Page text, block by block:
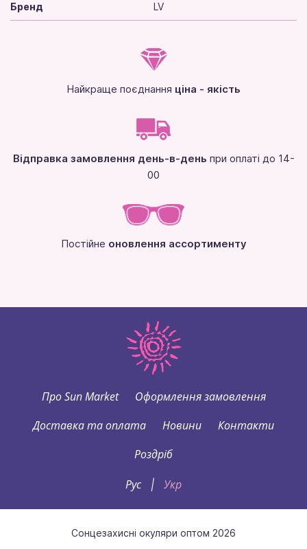
Бренд LV
Найкраще поєднання ціна - якість
Відправка замовлення день-в-день при оплаті до 14-
00
Постійне оновлення ассортименту
Про Sun Market
Оформлення замовлення
Доставка та оплата
Новини
Контакти
Роздріб
Рус
| Укр
Сонцезахисні окуляри оптом 2026